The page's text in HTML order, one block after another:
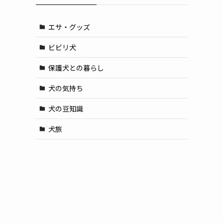
エサ・グッズ
ビビリ犬
保護犬との暮らし
犬の気持ち
犬の豆知識
犬旅